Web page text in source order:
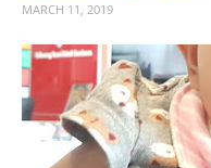
MARCH 11, 2019